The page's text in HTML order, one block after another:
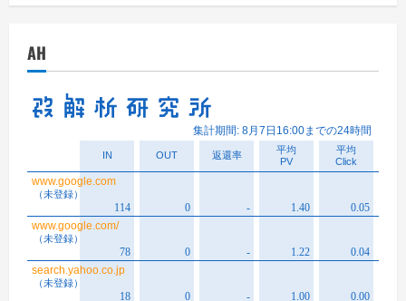
ブ
AH